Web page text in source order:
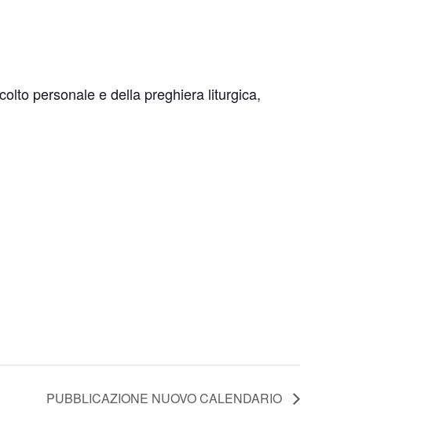
personale e della preghiera liturgica,
PUBBLICAZIONE NUOVO CALENDARIO